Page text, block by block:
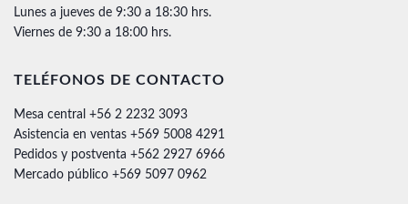
Lunes a jueves de 9:30 a 18:30 hrs.
Viernes de 9:30 a 18:00 hrs.
TELÉFONOS DE CONTACTO
Mesa central +56 2 2232 3093
Asistencia en ventas +569 5008 4291
Pedidos y postventa +562 2927 6966
Mercado público +569 5097 0962